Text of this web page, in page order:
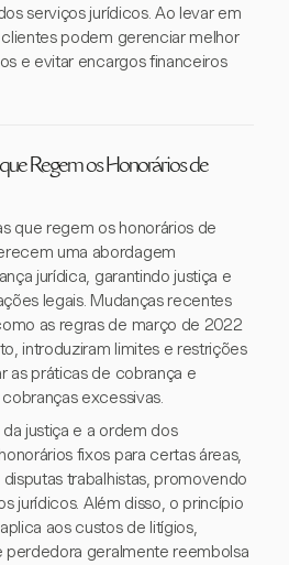
serviços jurídicos. Ao levar em
podem gerenciar melhor
e evitar encargos financeiros
Regem os Honorários de
que regem os honorários de
uma abordagem
jurídica, garantindo justiça e
legais. Mudanças recentes
as regras de março de 2022
introduziram limites e restrições
as práticas de cobrança e
excessivas.
justiça e a ordem dos
fixos para certas áreas,
trabalhistas, promovendo
jurídicos. Além disso, o princípio
aos custos de litígios,
perdedora geralmente reembolsa